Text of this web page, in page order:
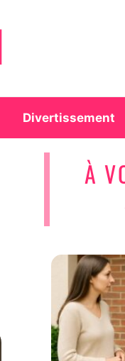
Divertissement
À